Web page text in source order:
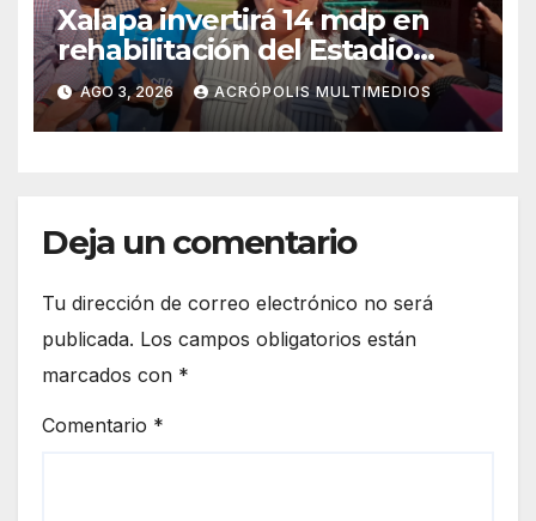
Xalapa invertirá 14 mdp en
rehabilitación del Estadio
Colón
AGO 3, 2026 ACRÓPOLIS MULTIMEDIOS
Deja un comentario
Tu dirección de correo electrónico no será
publicada. Los campos obligatorios están
marcados con *
Comentario *